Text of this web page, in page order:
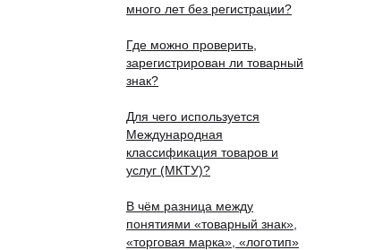
много лет без регистрации?
Где можно проверить,
зарегистрирован ли товарный
знак?
Для чего используется
Международная
классификация товаров и
услуг (МКТУ)?
В чём разница между
понятиями «товарный знак»,
«торговая марка», «логотип»